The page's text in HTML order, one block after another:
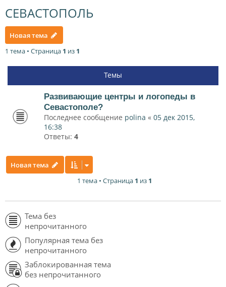
СЕВАСТОПОЛЬ
Новая тема
1 тема • Страница 1 из 1
Темы
Развивающие центры и логопеды в
Севастополе?
Последнее сообщение polina « 05 дек 2015,
16:38
Ответы: 4
Новая тема
1 тема • Страница 1 из 1
Тема без
непрочитанного
Популярная тема без
непрочитанного
Заблокированная тема
без непрочитанного